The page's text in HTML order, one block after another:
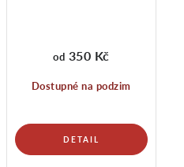
Dostupné na podzim
od 350 Kč